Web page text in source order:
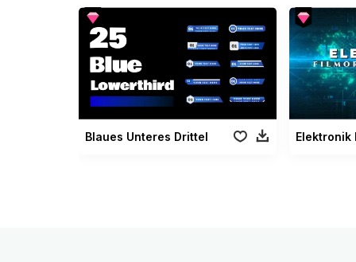
Blaues Unteres Drittel Elektronik